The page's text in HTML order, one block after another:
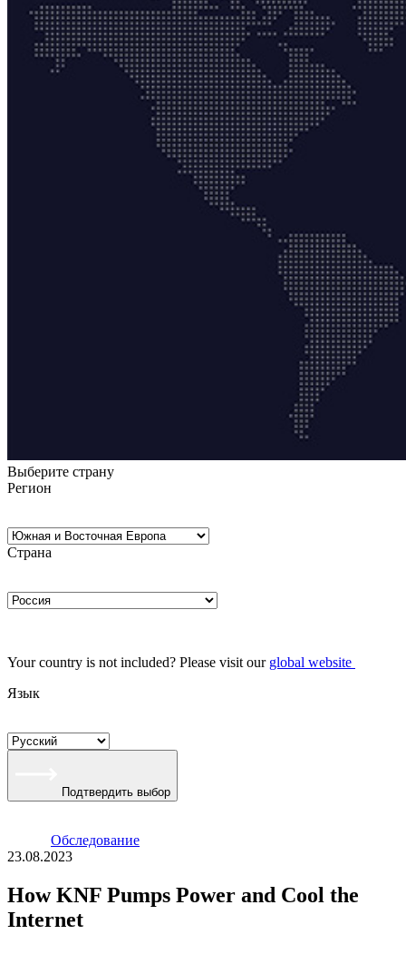
Выберите страну
Регион
Страна
Your country is not included? Please visit our global website
Язык
Подтвердить выбор
Oбследование
23.08.2023
How KNF Pumps Power and Cool the
Internet